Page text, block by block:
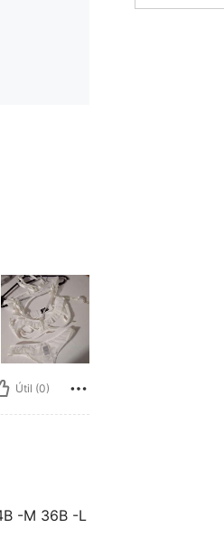
Blanco, Talla: M
Útil (0)
-M 36B -L